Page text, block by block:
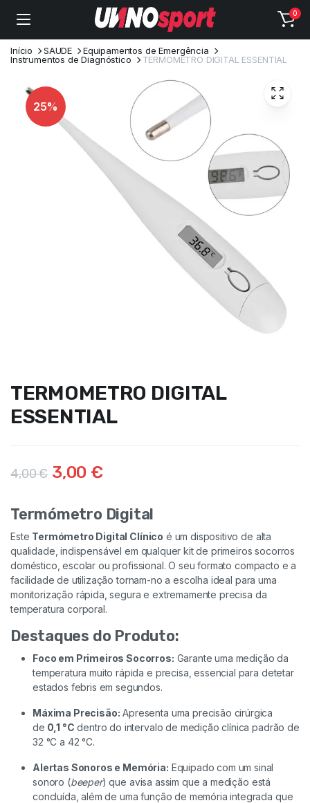
0
Início SAUDE
Equipamentos de Emergência
Instrumentos de Diagnóstico
TERMOMETRO DIGITAL ESSENTIAL
25%
TERMOMETRO DIGITAL
ESSENTIAL
4,00€ 3,00 €
Termómetro Digital
Este Termómetro Digital Clínico é um dispositivo de alta
qualidade, indispensável em qualquer kit de primeiros socorros
doméstico, escolar ou profissional. O seu formato compacto e a
facilidade de utilização tornam-no a escolha ideal para uma
monitorização rápida, segura e extremamente precisa da
temperatura corporal.
Destaques do Produto:
Foco em Primeiros Socorros: Garante uma medição da
temperatura muito rápida e precisa, essencial para detetar
estados febris em segundos.
Máxima Precisão: Apresenta uma precisão cirúrgica
de 0,1 °C dentro do intervalo de medição clínica padrão de
32 °C a 42 °C.
Alertas Sonoros e Memória: Equipado com um sinal
sonoro (beeper) que avisa assim que a medição está
concluída, além de uma função de memória integrada que